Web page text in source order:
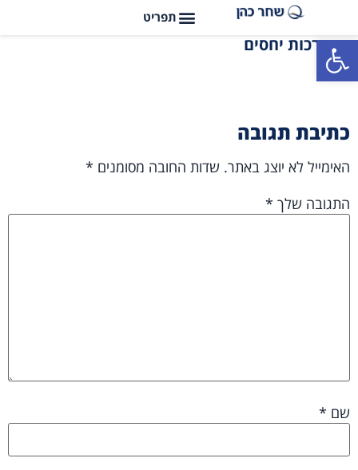
פתח סרגל נגישות
מערכות יחסים
כתיבת תגובה
האימייל לא יוצג באתר. שדות החובה מסומנים *
התגובה שלך *
שם *